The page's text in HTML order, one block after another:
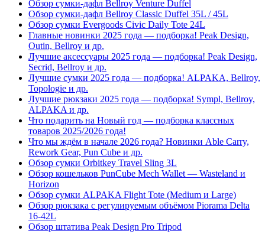
Обзор сумки-дафл Bellroy Venture Duffel
Обзор сумки-дафл Bellroy Classic Duffel 35L / 45L
Обзор сумки Evergoods Civic Daily Tote 24L
Главные новинки 2025 года — подборка! Peak Design,
Outin, Bellroy и др.
Лучшие аксессуары 2025 года — подборка! Peak Design,
Secrid, Bellroy и др.
Лучшие сумки 2025 года — подборка! ALPAKA, Bellroy,
Topologie и др.
Лучшие рюкзаки 2025 года — подборка! Sympl, Bellroy,
ALPAKA и др.
Что подарить на Новый год — подборка классных
товаров 2025/2026 года!
Что мы ждём в начале 2026 года? Новинки Able Carry,
Rework Gear, Pun Cube и др.
Обзор сумки Orbitkey Travel Sling 3L
Обзор кошельков PunCube Mech Wallet — Wasteland и
Horizon
Обзор сумки ALPAKA Flight Tote (Medium и Large)
Обзор рюкзака с регулируемым объёмом Piorama Delta
16-42L
Обзор штатива Peak Design Pro Tripod